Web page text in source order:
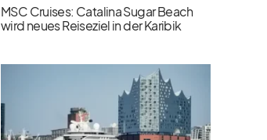
MSC Cruises: Catalina Sugar Beach
wird neues Reiseziel in der Karibik